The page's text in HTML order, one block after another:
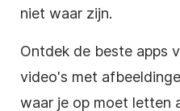
niet waar zijn.
Ontdek de beste apps
video's met
waar je op moet letten